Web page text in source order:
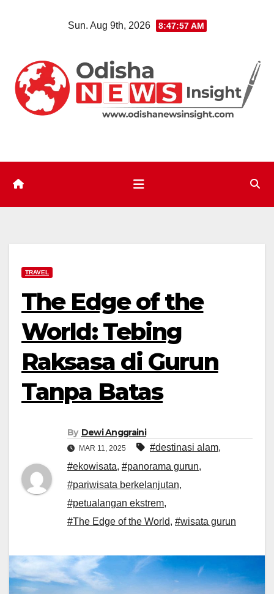
Sun. Aug 9th, 2026 8:47:59 AM
TRAVEL
The Edge of the
World: Tebing
Raksasa di Gurun
Tanpa Batas
By Dewi Anggraini
MAR 11, 2025 #destinasi alam,
#ekowisata, #panorama gurun,
#pariwisata berkelanjutan,
#petualangan ekstrem,
#The Edge of the World, #wisata gurun